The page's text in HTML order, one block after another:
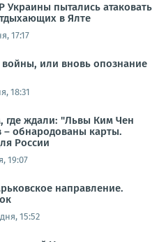
Украины пытались атаковать
в Ялте
17:17
или вновь опознание
18:31
где ждали: "Львы Ким Чен
обнародованы карты.
России
19:07
направление.
15:52